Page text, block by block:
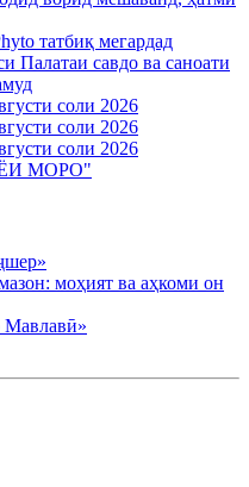
татбиқ мегардад
Палатаи савдо ва саноати
соли 2026
соли 2026
соли 2026
МОРО"
моҳият ва аҳкоми он
Мавлавӣ»